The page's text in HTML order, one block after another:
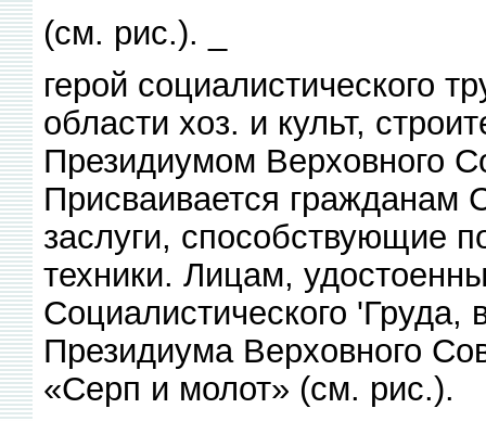
(см. рис.). _
герой социалистического
области хоз. и культ,
Президиумом Верховного
Присваивается
заслуги, способствующие
техники. Лицам,
Социалистического 'Груда,
Президиума Верховного
«Серп и молот» (см. рис.).